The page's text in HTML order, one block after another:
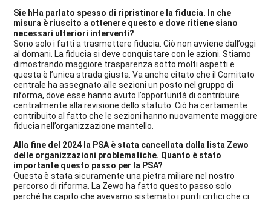
Sie hHa parlato spesso di ripristinare la fiducia. In che
misura è riuscito a ottenere questo e dove ritiene siano
necessari ulteriori interventi?
Sono solo i fatti a trasmettere fiducia. Ciò non avviene dall’oggi
al domani. La fiducia si deve conquistare con le azioni. Stiamo
dimostrando maggiore trasparenza sotto molti aspetti e
questa è l’unica strada giusta. Va anche citato che il Comitato
centrale ha assegnato alle sezioni un posto nel gruppo di
riforma, dove esse hanno avuto l’opportunità di contribuire
centralmente alla revisione dello statuto. Ciò ha certamente
contribuito al fatto che le sezioni hanno nuovamente maggiore
fiducia nell’organizzazione mantello.
Alla fine del 2024 la PSA è stata cancellata dalla lista Zewo
delle organizzazioni problematiche. Quanto è stato
importante questo passo per la PSA?
Questa è stata sicuramente una pietra miliare nel nostro
percorso di riforma. La Zewo ha fatto questo passo solo
perché ha capito che avevamo sistemato i punti critici che ci